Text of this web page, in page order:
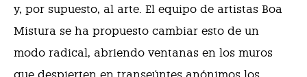
y, por supuesto, al arte. El equipo de artistas Boa
Mistura se ha propuesto cambiar esto de un
modo radical, abriendo ventanas en los muros